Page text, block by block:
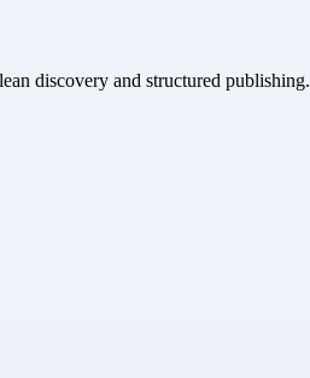
discovery and structured publishing.